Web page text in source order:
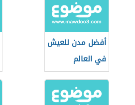
أفضل مدن للعيش
في العالم